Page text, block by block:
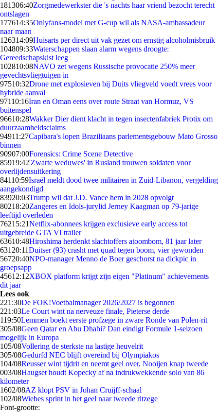
181306:40Zorgmedewerkster die 's nachts haar vriend bezocht terecht
ontslagen
177614:35Onlyfans-model met G-cup wil als NASA-ambassadeur
naar maan
126314:09Huisarts per direct uit vak gezet om ernstig alcoholmisbruik
104809:33Waterschappen slaan alarm wegens droogte:
Gereedschapskist leeg
102810:08NAVO zet wegens Russische provocatie 250% meer
gevechtsvliegtuigen in
97510:32Drone met explosieven bij Duits vliegveld voedt vrees voor
hybride aanval
97110:16Iran en Oman eens over route Straat van Hormuz, VS
buitenspel
96610:28Wakker Dier dient klacht in tegen insectenfabriek Protix om
duurzaamheidsclaims
94911:27Capibara's lopen Braziliaans parlementsgebouw Mato Grosso
binnen
90907:00Forensics: Crime Scene Detective
85919:42'Zwarte weduwes' in Rusland trouwen soldaten voor
overlijdensuitkering
84110:59Israël meldt dood twee militairen in Zuid-Libanon, vergelding
aangekondigd
83920:03Trump wil dat J.D. Vance hem in 2028 opvolgt
80218:20Zangeres en Idols-jurylid Jerney Kaagman op 79-jarige
leeftijd overleden
76215:21Netflix-abonnees krijgen exclusieve early access tot
uitgebreide GTA VI trailer
63610:48Hiroshima herdenkt slachtoffers atoombom, 81 jaar later
631 20:11Duitser (93) crasht met quad tegen boom, vier gewonden
56720:40NPO-manager Menno de Boer geschorst na dickpic in
groepsapp
45612:12XBOX platform krijgt zijn eigen "Platinum" achievements
dit jaar
Lees ook
221:30De FOK!Voetbalmanager 2026/2027 is begonnen
221:03Le Court wint na nerveuze finale, Pieterse derde
119:50Lemmen boekt eerste profzege in zware Ronde van Polen-rit
305/08Geen Qatar en Abu Dhabi? Dan eindigt Formule 1-seizoen
mogelijk in Europa
105/08Vollering de sterkste na lastige heuvelrit
305/08Gedurfd NEC blijft overeind bij Olympiakos
104/08Reusser wint tijdrit en neemt geel over, Nooijen knap tweede
003/08Haugset houdt Kopecky af na indrukwekkende solo van 86
kilometer
1602/08AZ klopt PSV in Johan Cruijff-schaal
102/08Wiebes sprint in het geel naar tweede ritzege
Font-grootte: